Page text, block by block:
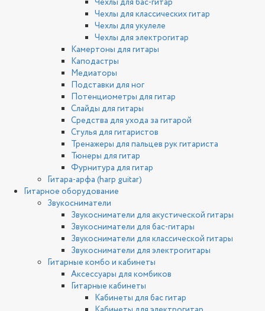
Чехлы для бас-гитар
Чехлы для классических гитар
Чехлы для укулеле
Чехлы для электрогитар
Камертоны для гитары
Каподастры
Медиаторы
Подставки для ног
Потенциометры для гитар
Слайды для гитары
Средства для ухода за гитарой
Стулья для гитаристов
Тренажеры для пальцев рук гитариста
Тюнеры для гитар
Фурнитура для гитар
Гитара-арфа (harp guitar)
Гитарное оборудование
Звукосниматели
Звукосниматели для акустической гитары
Звукосниматели для бас-гитары
Звукосниматели для классической гитары
Звукосниматели для электрогитары
Гитарные комбо и кабинеты
Аксессуары для комбиков
Гитарные кабинеты
Кабинеты для бас гитар